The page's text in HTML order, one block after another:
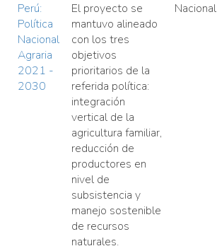
Perú:
Política
Nacional
Agraria
2021 -
2030
El proyecto se
mantuvo alineado
con los tres
objetivos
prioritarios de la
referida política:
integración
vertical de la
agricultura familiar,
reducción de
productores en
nivel de
subsistencia y
manejo sostenible
de recursos
naturales.
Nacional